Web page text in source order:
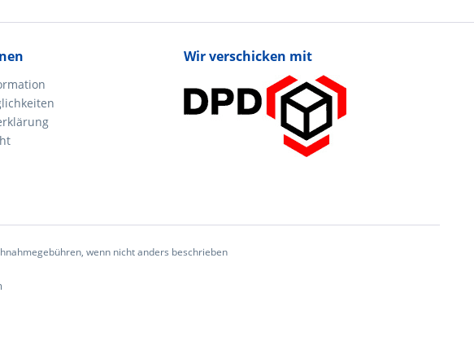
Wir verschicken mit
wenn nicht anders beschrieben